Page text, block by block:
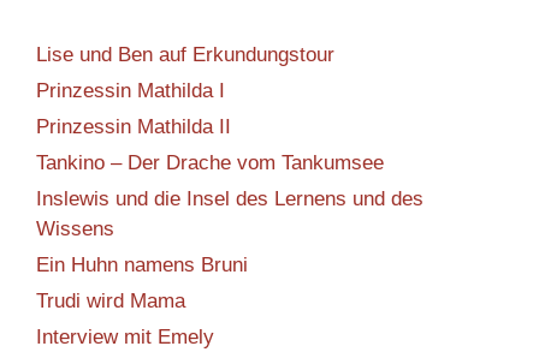
Lise und Ben auf Erkundungstour
Prinzessin Mathilda I
Prinzessin Mathilda II
Tankino – Der Drache vom Tankumsee
Inslewis und die Insel des Lernens und des
Wissens
Ein Huhn namens Bruni
Trudi wird Mama
Interview mit Emely